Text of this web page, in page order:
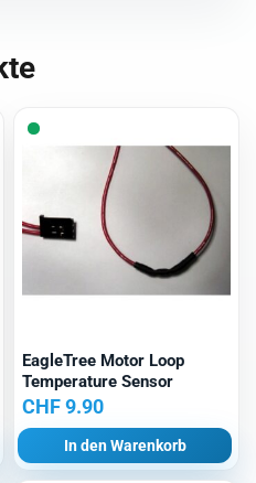
EagleTree Motor Loop
Temperature Sensor
CHF9.90
In den Warenkorb